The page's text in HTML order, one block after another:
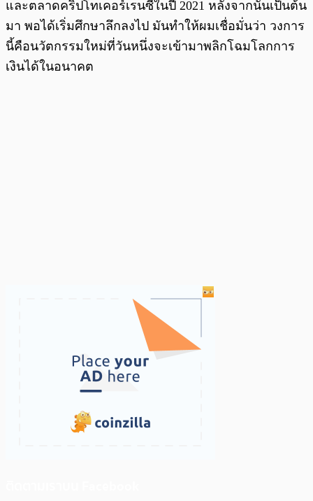
และตลาดคริปโทเคอร์เรนซีในปี 2021 หลังจากนั้นเป็นต้น
มา พอได้เริ่มศึกษาลึกลงไป มันทำให้ผมเชื่อมั่นว่า วงการ
นี้คือนวัตกรรมใหม่ที่วันหนึ่งจะเข้ามาพลิกโฉมโลกการ
เงินได้ในอนาคต